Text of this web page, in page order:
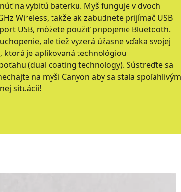
na vybitú baterku. Myš funguje v dvoch
Wireless, takže ak zabudnete prijímač USB
USB, môžete použiť pripojenie Bluetooth.
ale tiež vyzerá úžasne vďaka svojej
ktorá je aplikovaná technológiou
(dual coating technology). Sústreďte sa
na myši Canyon aby sa stala spoľahlivým
situácii!